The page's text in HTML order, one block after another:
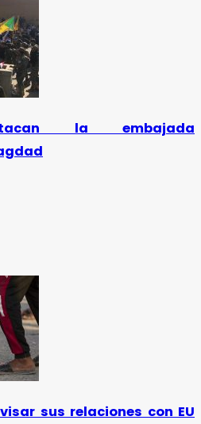
la embajada
sus relaciones con EU